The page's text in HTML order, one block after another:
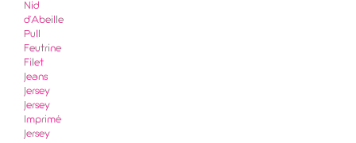
Nid
d'Abeille
Pull
Feutrine
Filet
Jeans
Jersey
Jersey
Imprimé
Jersey